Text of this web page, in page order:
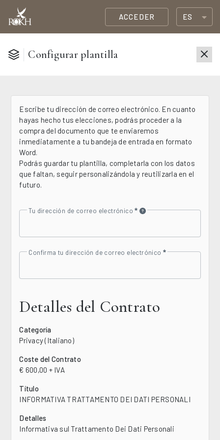
ACCEDER ES
Configurar plantilla
Escribe tu dirección de correo electrónico. En cuanto
hayas hecho tus elecciones, podrás proceder a la
compra del documento que te enviaremos
inmediatamente a tu bandeja de entrada en formato
Word.
Podrás guardar tu plantilla, completarla con los datos
que faltan, seguir personalizándola y reutilizarla en el
futuro.
Tu dirección de correo electrónico
Confirma tu dirección de correo electrónico
Detalles del Contrato
Categoría
Privacy (Italiano)
Coste del Contrato
€ 600,00 + IVA
Título
INFORMATIVA TRATTAMENTO DEI DATI PERSONALI
Detalles
Informativa sul Trattamento Dei Dati Personali